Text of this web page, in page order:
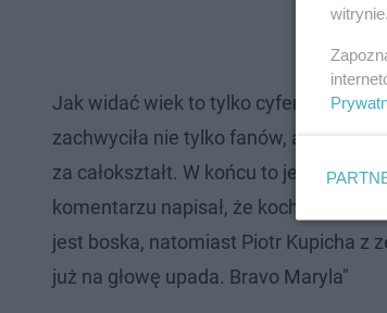
Jak widać wiek to tylko cyferki i
zachwyciła nie tylko fanów, ale i
za całokształt. W końcu to jedna z
komentarzu napisał, że kocha
jest boska, natomiast Piotr Kupicha z
już na głowę upada. Bravo Maryla"
witrynie.